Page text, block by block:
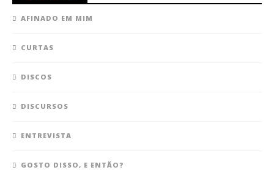
AFINADO EM MIM
CURTAS
DISCOS
DISCURSOS
ENTREVISTA
GOSTO DISSO, E ENTÃO?